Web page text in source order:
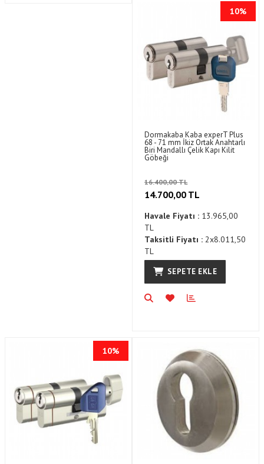
10%
Dormakaba Kaba experT Plus
68 - 71 mm İkiz Ortak Anahtarlı
Biri Mandallı Çelik Kapı Kilit
Göbeği
16.400,00 TL
14.700,00 TL
Havale Fiyatı : 13.965,00
TL
Taksitli Fiyatı : 2x8.011,50
TL
SEPETE EKLE
10%